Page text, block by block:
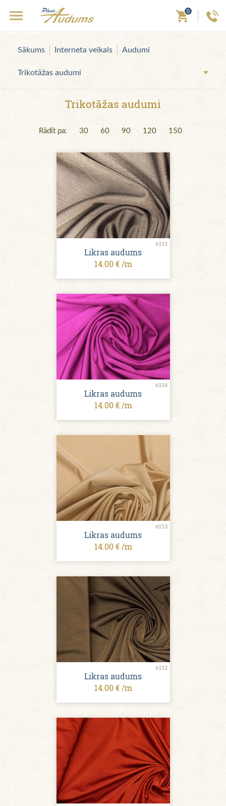
0
Sākums Interneta veikals Audumi
Trikotāžas audumi
Trikotāžas audumi
Rādīt pa: 30 60 90 120 150
6115
Likras audums
14.00 € /m
6114
Likras audums
14.00 € /m
6113
Likras audums
14.00 € /m
6112
Likras audums
14.00 € /m